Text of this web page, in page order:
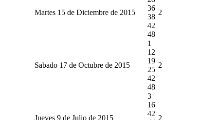
Martes 15 de Diciembre de 2015
36
38
42
48
2
Sabado 17 de Octubre de 2015
1
12
19
25
42
48
2
Jueves 9 de Julio de 2015
3
16
42
2